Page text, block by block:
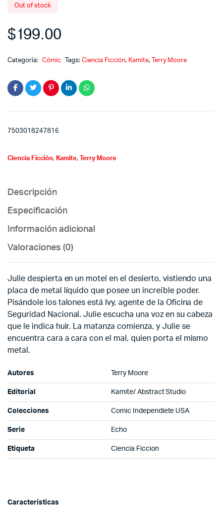
Out of stock
$199.00
Categoría: Cómic Tags:Ciencia Ficción, Kamite, Terry Moore
7503018247816
Ciencia Ficción, Kamite, Terry Moore
Descripción
Especificación
Información adicional
Valoraciones (0)
Julie despierta en un motel en el desierto, vistiendo una
placa de metal líquido que posee un increíble poder.
Pisándole los talones está Ivy, agente de la Oficina de
Seguridad Nacional. Julie escucha una voz en su cabeza
que le indica huir. La matanza comienza, y Julie se
encuentra cara a cara con el mal, quien porta el mismo
metal.
Autores Terry Moore
Editorial Kamite/ Abstract Studio
Colecciones Comic Independiete USA
Serie Echo
Etiqueta Ciencia Ficcion
Características